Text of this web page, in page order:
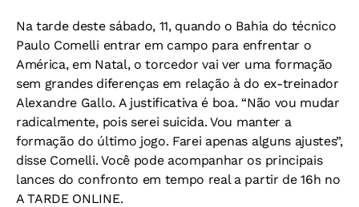
Na tarde deste sábado, 11, quando o Bahia do técnico
Paulo Comelli entrar em campo para enfrentar o
América, em Natal, o torcedor vai ver uma formação
sem grandes diferenças em relação à do ex-treinador
Alexandre Gallo. A justificativa é boa. “Não vou mudar
radicalmente, pois serei suicida. Vou manter a
formação do último jogo. Farei apenas alguns ajustes”,
disse Comelli. Você pode acompanhar os principais
lances do confronto em tempo real a partir de 16h no
A TARDE ONLINE.